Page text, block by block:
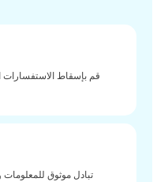
قم بإسقاط الاستفسارات
تبادل موثوق للمعلومات